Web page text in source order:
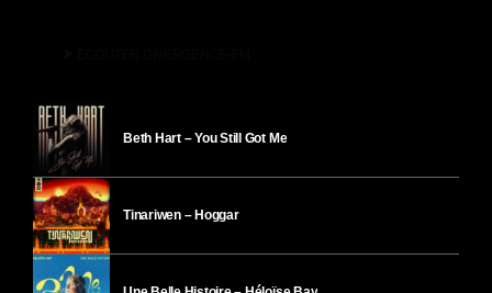
Beth Hart – You Still Got Me
Tinariwen – Hoggar